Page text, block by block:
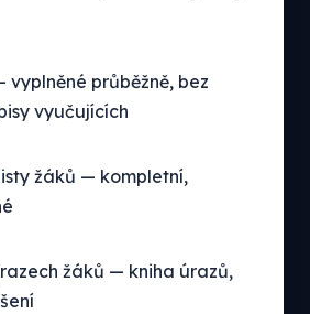
vyplněné průběžně, bez
vyučujících
žáků — kompletní,
žáků — kniha úrazů,